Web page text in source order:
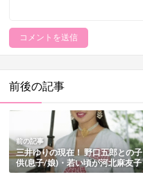
前後の記事
前の記事
三井ゆりの現在！ 野口五郎との子
供(息子/娘)・若い頃が河北麻友子
に似てる説まとめ